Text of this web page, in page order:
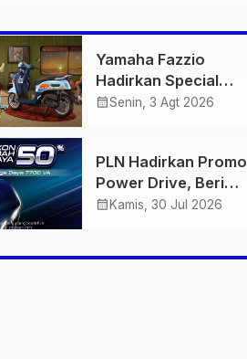
Yamaha Fazzio
Hadirkan Special
Edition Sunset Blue,
Semakin Skena
calendar_monthSenin, 3 Agt 2026
PLN Hadirkan Promo
Power Drive, Beri
Diskon Tambah Daya
calendar_month Kamis, 30 Jul 2026